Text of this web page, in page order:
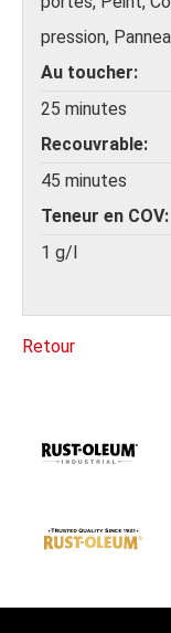
pression,
Au toucher
25 minutes
Recouvrable
45 minutes
Teneur en COV
1 g/l
Retour